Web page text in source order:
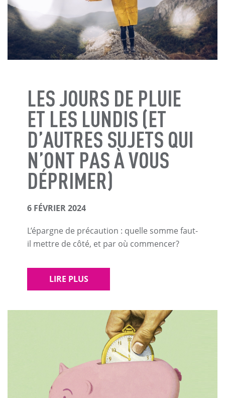
LES JOURS DE PLUIE
ET LES LUNDIS (ET
D’AUTRES SUJETS QUI
N’ONT PAS À VOUS
DÉPRIMER)
6 FÉVRIER 2024
L’épargne de précaution : quelle somme faut-
il mettre de côté, et par où commencer?
LIRE PLUS